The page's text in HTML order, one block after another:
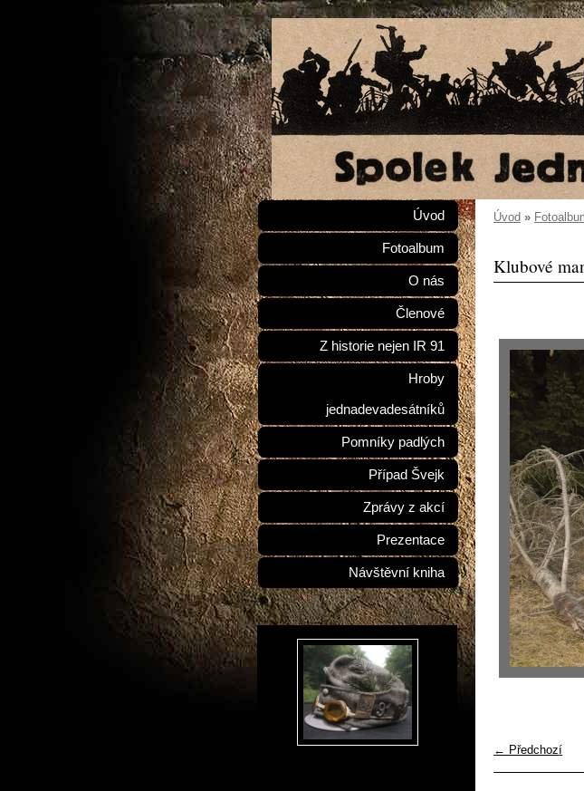
Úvod »
Klubové
← Předchozí
Úvod
Fotoalbum
O nás
Členové
Z historie nejen IR 91
Hroby
jednadevadesátníků
Pomníky padlých
Případ Švejk
Zprávy z akcí
Prezentace
Návštěvní kniha